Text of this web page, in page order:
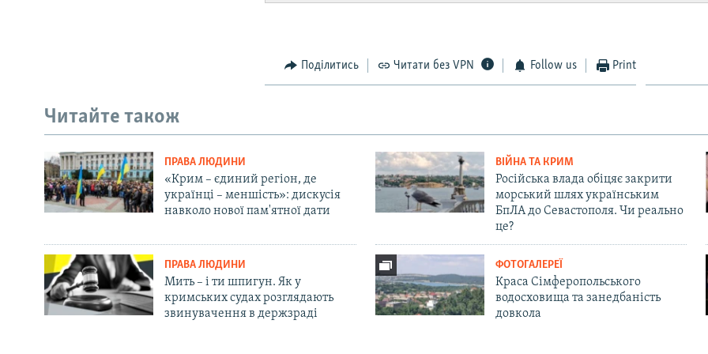
Поділитись Читати без VPN Follow us Print
Читайте також
ПРАВА ЛЮДИНИ
«Крим – єдиний регіон, де
українці – меншість»: дискусія
навколо нової пам'ятної дати
ВІЙНА ТА КРИМ
Російська влада обіцяє закрити
морський шлях українським
БпЛА до Севастополя. Чи реально
це?
ПРАВА ЛЮДИНИ
Мить – і ти шпигун. Як у
кримських судах розглядають
звинувачення в держзраді
ФОТОГАЛЕРЕЇ
Краса Сімферопольського
водосховища та занедбаність
довкола